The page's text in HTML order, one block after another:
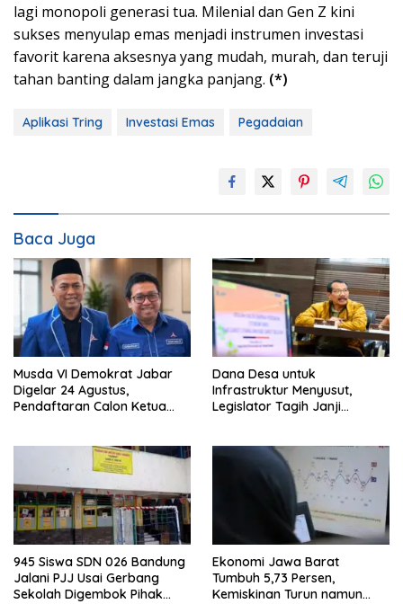
lagi monopoli generasi tua. Milenial dan Gen Z kini
sukses menyulap emas menjadi instrumen investasi
favorit karena aksesnya yang mudah, murah, dan teruji
tahan banting dalam jangka panjang. (*)
Aplikasi Tring Investasi Emas Pegadaian
Baca Juga
Musda VI Demokrat Jabar
Digelar 24 Agustus,
Pendaftaran Calon Ketua
Dana Desa untuk
Infrastruktur Menyusut,
Legislator Tagih Janji
945 Siswa SDN 026 Bandung
Jalani PJJ Usai Gerbang
Sekolah Digembok Pihak
Ekonomi Jawa Barat
Tumbuh 5,73 Persen,
Kemiskinan Turun namun